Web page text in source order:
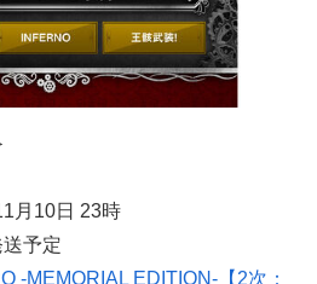
月10日 23時
予定
-MEMORIAL EDITION-【2次：